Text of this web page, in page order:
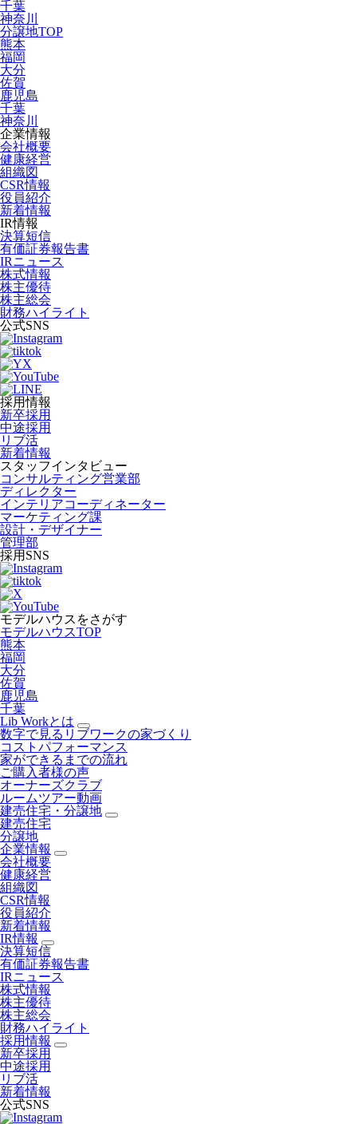
千葉
神奈川
分譲地TOP
熊本
福岡
大分
佐賀
鹿児島
千葉
神奈川
企業情報
会社概要
健康経営
組織図
CSR情報
役員紹介
新着情報
IR情報
決算短信
有価証券報告書
IRニュース
株式情報
株主優待
株主総会
財務ハイライト
公式SNS
採用情報
新卒採用
中途採用
リブ活
新着情報
スタッフインタビュー
コンサルティング営業部
ディレクター
インテリアコーディネーター
マーケティング課
設計・デザイナー
管理部
採用SNS
モデルハウスをさがす
モデルハウスTOP
熊本
福岡
大分
佐賀
鹿児島
千葉
Lib Workとは
数字で見るリブワークの家づくり
コストパフォーマンス
家ができるまでの流れ
ご購入者様の声
オーナーズクラブ
ルームツアー動画
建売住宅・分譲地
建売住宅
分譲地
企業情報
会社概要
健康経営
組織図
CSR情報
役員紹介
新着情報
IR情報
決算短信
有価証券報告書
IRニュース
株式情報
株主優待
株主総会
財務ハイライト
採用情報
新卒採用
中途採用
リブ活
新着情報
公式SNS